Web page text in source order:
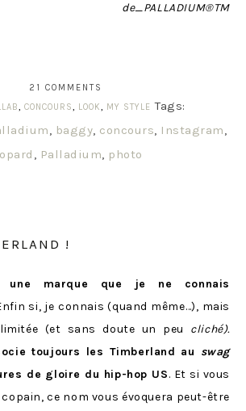
de_PALLADIUM®TM
21 COMMENTS
,CONCOURS, LOOK, MY STYLE Tags:
, baggy, concours, Instagram,
, Palladium, photo
!
une marque que je ne connais
si, je connais (quand même…), mais
(et sans doute un peu cliché).
toujours les Timberland au swag
de gloire du hip-hop US. Et si vous
ce nom vous évoquera peut-être